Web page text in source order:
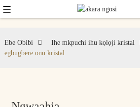
Ebe Obibi Ihe mkpuchi ihu kọlọji kristal
egbugbere ọnụ kristal